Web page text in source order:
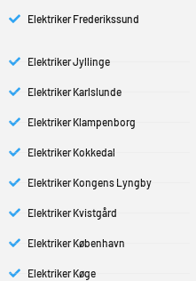
Elektriker Frederikssund
Elektriker Jyllinge
Elektriker Karlslunde
Elektriker Klampenborg
Elektriker Kokkedal
Elektriker Kongens Lyngby
Elektriker Kvistgård
Elektriker København
Elektriker Køge